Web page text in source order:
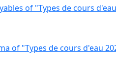
of "Types de cours d'eau
of "Types de cours d'eau